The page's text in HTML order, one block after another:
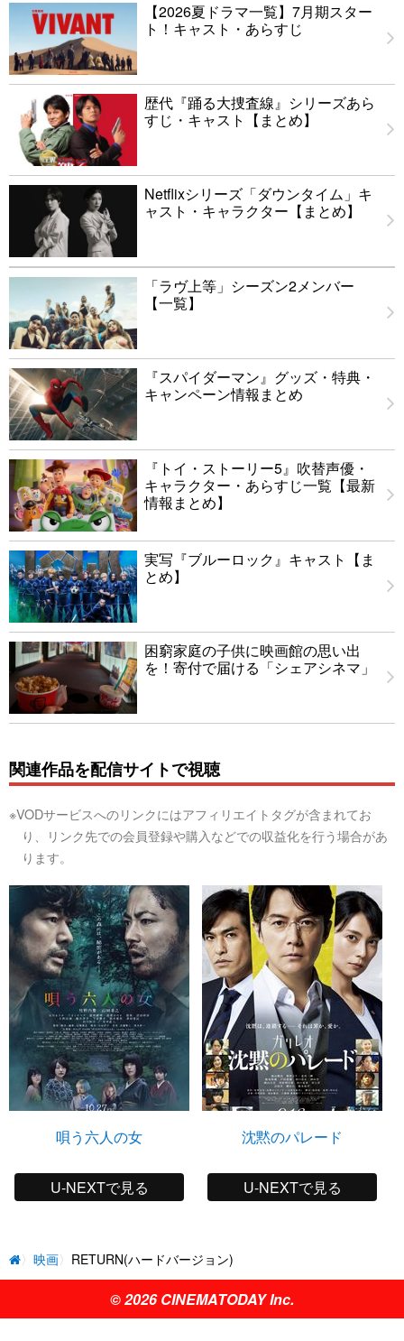
【2026夏ドラマ一覧】7月期スター
ト！キャスト・あらすじ
歴代『踊る大捜査線』シリーズあら
すじ・キャスト【まとめ】
Netflixシリーズ「ダウンタイム」キ
ャスト・キャラクター【まとめ】
「ラヴ上等」シーズン2メンバー
【一覧】
『スパイダーマン』グッズ・特典・
キャンペーン情報まとめ
『トイ・ストーリー5』吹替声優・
キャラクター・あらすじ一覧【最新
情報まとめ】
実写『ブルーロック』キャスト【ま
とめ】
困窮家庭の子供に映画館の思い出
を！寄付で届ける「シェアシネマ」
関連作品を配信サイトで視聴
※VODサービスへのリンクにはアフィリエイトタグが含まれてお
り、リンク先での会員登録や購入などでの収益化を行う場合があ
ります。
唄う六人の女
U-NEXTで見る
沈黙のパレード
U-NEXTで見る
映画 RETURN(ハードバージョン)
© 2026 CINEMATODAY Inc.